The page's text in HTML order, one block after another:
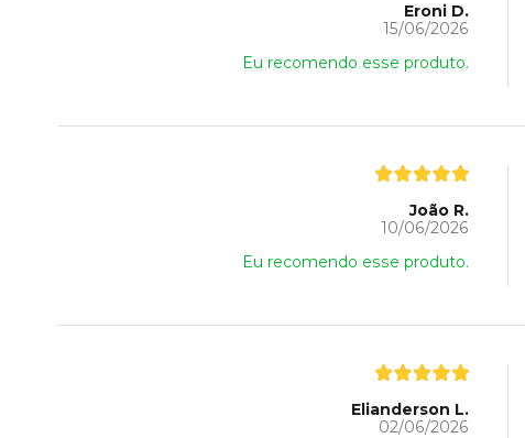
Eroni D.
15/06/2026
Eu recomendo esse produto.
João R.
10/06/2026
Eu recomendo esse produto.
Elianderson L.
02/06/2026